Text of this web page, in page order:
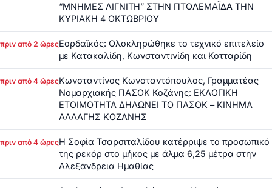
“ΜΝΗΜΕΣ ΛΙΓΝΙΤΗ” ΣΤΗΝ ΠΤΟΛΕΜΑΪΔΑ ΤΗΝ
ΚΥΡΙΑΚΗ 4 ΟΚΤΩΒΡΙΟΥ
πριν από 2 ώρεςΕορδαϊκός: Ολοκληρώθηκε το τεχνικό επιτελείο
με Κατακαλίδη, Κωνσταντινίδη και Κοτταρίδη
πριν από 4 ώρεςΚωνσταντίνος Κωνσταντόπουλος, Γραμματέας
Νομαρχιακής ΠΑΣΟΚ Κοζάνης: ΕΚΛΟΓΙΚΗ
ΕΤΟΙΜΟΤΗΤΑ ΔΗΛΩΝΕΙ ΤΟ ΠΑΣΟΚ – ΚΙΝΗΜΑ
ΑΛΛΑΓΗΣ ΚΟΖΑΝΗΣ
πριν από 4 ώρεςΗ Σοφία Τσαρσιταλίδου κατέρριψε το προσωπικό
της ρεκόρ στο μήκος με άλμα 6,25 μέτρα στην
Αλεξάνδρεια Ημαθίας